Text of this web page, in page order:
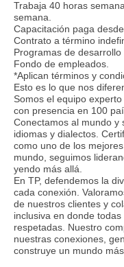
Trabaja 40 horas
semana.
Capacitación paga
Contrato a término
Programas de
Fondo de empleados.
*Aplican términos y
Esto es lo que nos
Somos el equipo
con presencia en 100
Conectamos al mundo y
idiomas y dialectos.
como uno de los
mundo, seguimos
yendo más allá.
En TP, defendemos la
cada conexión.
de nuestros clientes y
inclusiva en donde
respetadas. Nuestro
nuestras conexiones,
construye un mundo